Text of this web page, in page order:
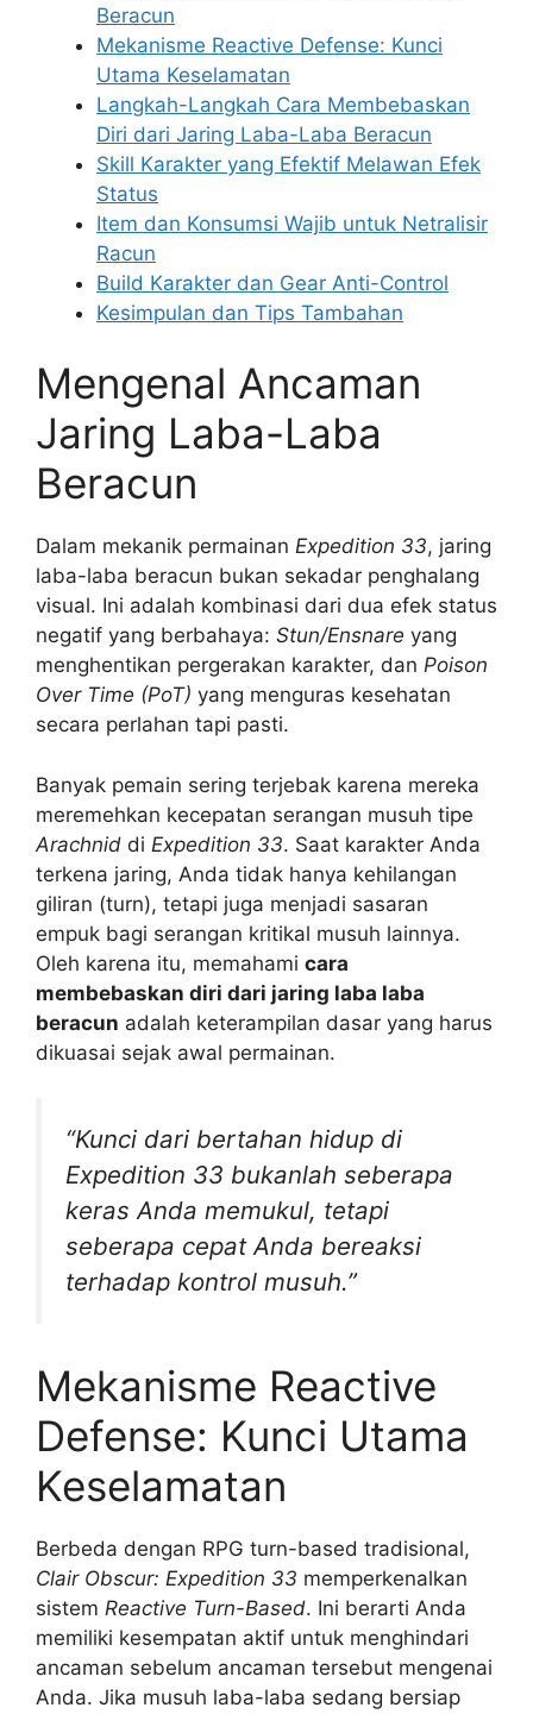
Beracun
Mekanisme Reactive Defense: Kunci
Utama Keselamatan
Langkah-Langkah Cara Membebaskan
Diri dari Jaring Laba-Laba Beracun
Skill Karakter yang Efektif Melawan Efek
Status
Item dan Konsumsi Wajib untuk Netralisir
Racun
Build Karakter dan Gear Anti-Control
Kesimpulan dan Tips Tambahan
Mengenal Ancaman
Jaring Laba-Laba
Beracun
Dalam mekanik permainan Expedition 33, jaring
laba-laba beracun bukan sekadar penghalang
visual. Ini adalah kombinasi dari dua efek status
negatif yang berbahaya: Stun/Ensnare yang
menghentikan pergerakan karakter, dan Poison
Over Time (PoT) yang menguras kesehatan
secara perlahan tapi pasti.
Banyak pemain sering terjebak karena mereka
meremehkan kecepatan serangan musuh tipe
Arachnid di Expedition 33. Saat karakter Anda
terkena jaring, Anda tidak hanya kehilangan
giliran (turn), tetapi juga menjadi sasaran
empuk bagi serangan kritikal musuh lainnya.
Oleh karena itu, memahami cara
membebaskan diri dari jaring laba laba
beracun adalah keterampilan dasar yang harus
dikuasai sejak awal permainan.
“Kunci dari bertahan hidup di
Expedition 33 bukanlah seberapa
keras Anda memukul, tetapi
seberapa cepat Anda bereaksi
terhadap kontrol musuh.”
Mekanisme Reactive
Defense: Kunci Utama
Keselamatan
Berbeda dengan RPG turn-based tradisional,
Clair Obscur: Expedition 33 memperkenalkan
sistem Reactive Turn-Based. Ini berarti Anda
memiliki kesempatan aktif untuk menghindari
ancaman sebelum ancaman tersebut mengenai
Anda. Jika musuh laba-laba sedang bersiap